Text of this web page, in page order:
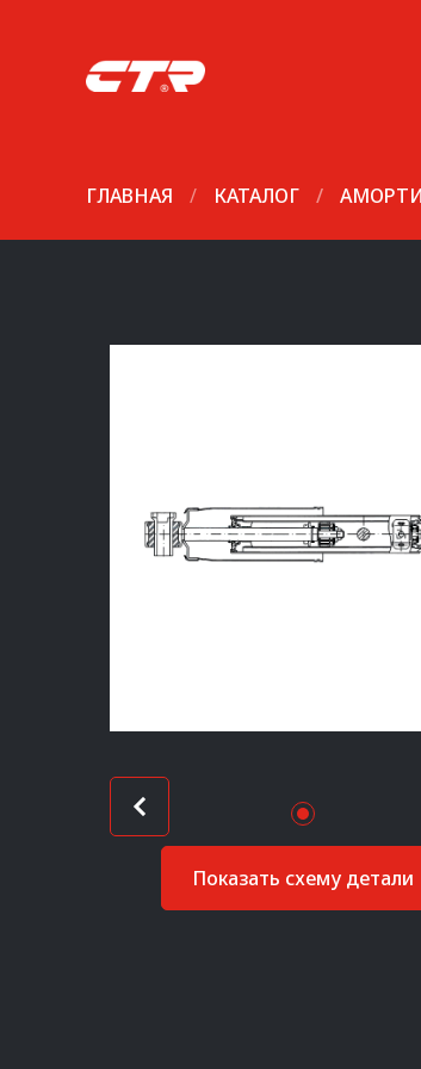
ГЛАВНАЯ / КАТАЛОГ /
Показать схему детали